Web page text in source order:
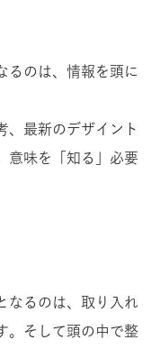
るのは、情報を頭に
、最新のデザイント
意味を「知る」必要
なるのは、取り入れ
。そして頭の中で整